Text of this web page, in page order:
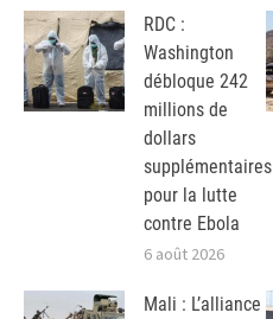
RDC :
Washington
débloque 242
millions de
dollars
supplémentaires
pour la lutte
contre Ebola
6 août 2026
Mali : L’alliance